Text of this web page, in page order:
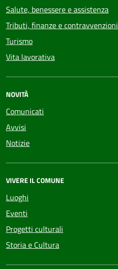
Salute, benessere e assistenza
Tributi, finanze e contravvenzioni
Turismo
Vita lavorativa
NOVITÀ
Comunicati
Avvisi
Notizie
VIVERE IL COMUNE
Luoghi
Eventi
Progetti culturali
Storia e Cultura